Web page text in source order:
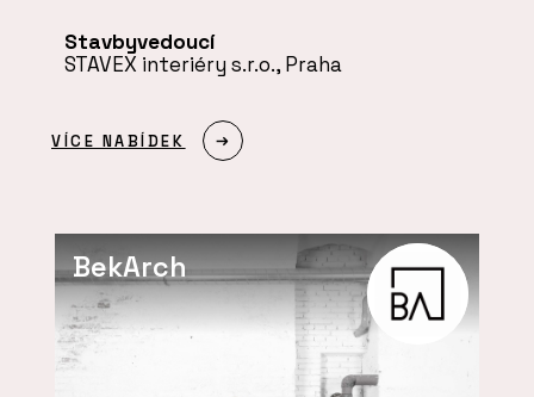
Stavbyvedoucí
STAVEX interiéry s.r.o., Praha
VÍCE NABÍDEK
BekArch